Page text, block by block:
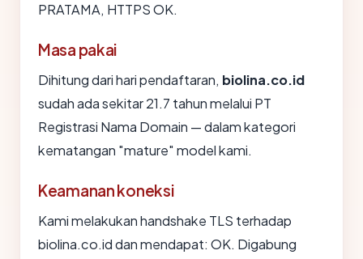
PRATAMA, HTTPS OK.
Masa pakai
Dihitung dari hari pendaftaran, biolina.co.id
sudah ada sekitar 21.7 tahun melalui PT
Registrasi Nama Domain — dalam kategori
kematangan "mature" model kami.
Keamanan koneksi
Kami melakukan handshake TLS terhadap
biolina.co.id dan mendapat: OK. Digabung